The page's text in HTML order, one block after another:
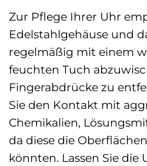
Zur Pflege Ihrer Uhr
Edelstahlgehäuse und
regelmäßig mit einem
feuchten Tuch
Fingerabdrücke zu
Sie den Kontakt mit
Chemikalien,
da diese die
könnten. Lassen Sie die